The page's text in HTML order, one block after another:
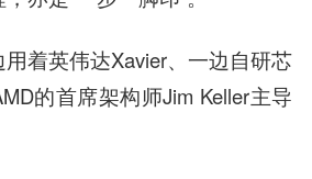
着英伟达Xavier、一边自研芯
的首席架构师Jim Keller主导